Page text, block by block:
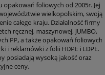
opakowań foliowych od 2005r. Jej
wielkopolskim, swoją
całego kraju. Działalność firmy
ręcznej, maszynowej, JUMBO,
PP, a także opakowań foliowych
i reklamówki z folii HDPE i LDPE.
posiadają wysoką jakość oraz
ceny.